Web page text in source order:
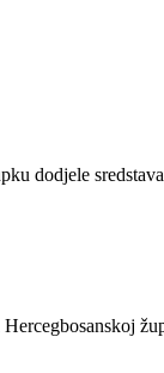
dodjele